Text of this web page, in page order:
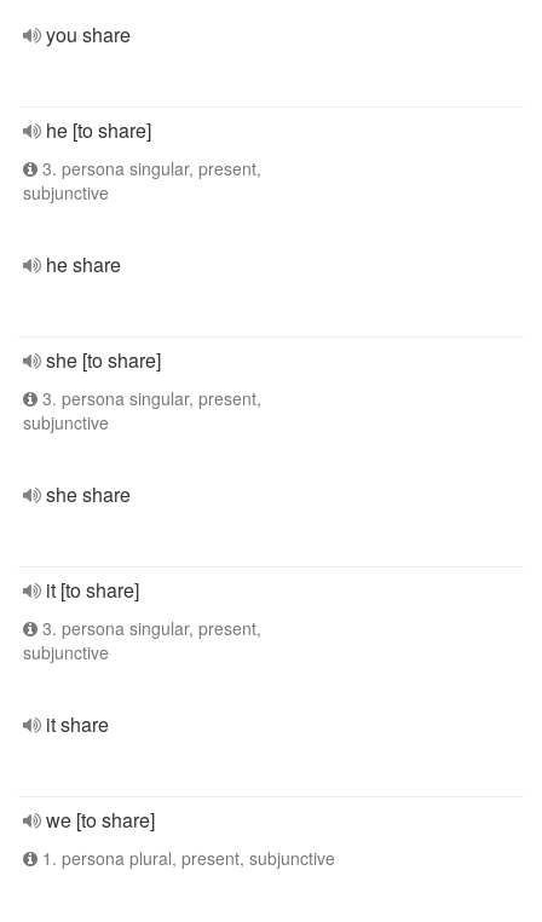
you share
he [to share]
3. persona singular, present,
subjunctive
he share
she [to share]
3. persona singular, present,
subjunctive
she share
it [to share]
3. persona singular, present,
subjunctive
it share
we [to share]
1. persona plural, present, subjunctive